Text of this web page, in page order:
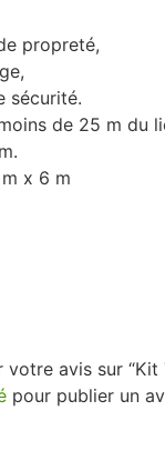
propreté,
sécurité.
de 25 m du
x 6 m
avis sur “Kit
pour publier un